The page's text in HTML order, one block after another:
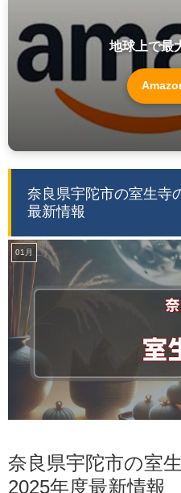
地球上で最
奈良県宇陀市の室生寺
最新情報
01月
奈良県宇陀市の室
2025年度最新情報